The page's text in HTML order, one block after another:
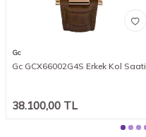
Gc
Gc GCX66002G4S Erkek Kol Saati
38.100,00 TL